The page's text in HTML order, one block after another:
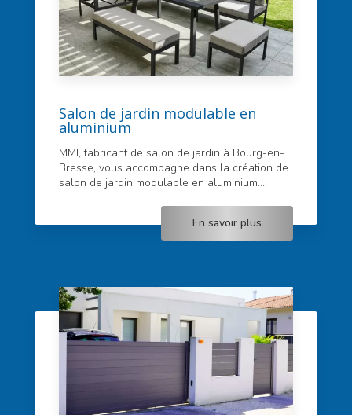
Salon de jardin modulable en
aluminium
MMI, fabricant de salon de jardin à Bourg-en-
Bresse, vous accompagne dans la création de
salon de jardin modulable en aluminium....
En savoir plus